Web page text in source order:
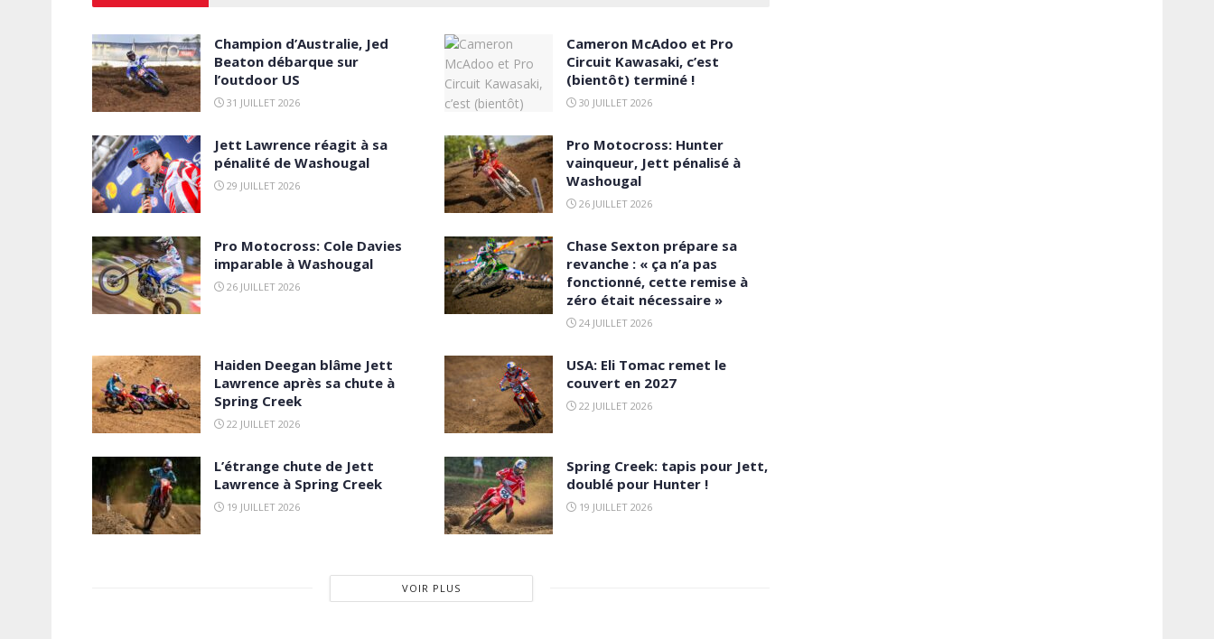
Champion d’Australie, Jed
Beaton débarque sur
l’outdoor US
31 JUILLET 2026
Cameron McAdoo et Pro
Circuit Kawasaki, c’est
(bientôt) terminé !
30 JUILLET 2026
Jett Lawrence réagit à sa
pénalité de Washougal
29 JUILLET 2026
Pro Motocross: Hunter
vainqueur, Jett pénalisé à
Washougal
26 JUILLET 2026
Pro Motocross: Cole Davies
imparable à Washougal
26 JUILLET 2026
Chase Sexton prépare sa
revanche : « ça n’a pas
fonctionné, cette remise à
zéro était nécessaire »
24 JUILLET 2026
Haiden Deegan blâme Jett
Lawrence après sa chute à
Spring Creek
22 JUILLET 2026
USA: Eli Tomac remet le
couvert en 2027
22 JUILLET 2026
L’étrange chute de Jett
Lawrence à Spring Creek
19 JUILLET 2026
Spring Creek: tapis pour Jett,
doublé pour Hunter !
19 JUILLET 2026
VOIR PLUS